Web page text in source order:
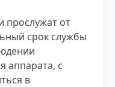
прослужат от
срок службы
аппарата, с
в